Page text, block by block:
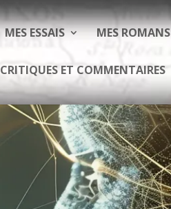
MES ESSAIS MES ROMANS
CRITIQUES ET COMMENTAIRES